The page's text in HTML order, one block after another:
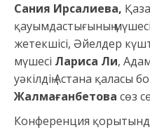
Сания Ирсалиева,
қауымдастығының
жетекшісі, Әйелдер
мүшесі Лариса Ли,
уәкілдің Астана қаласы
Жалмағанбетова сөз
Конференция